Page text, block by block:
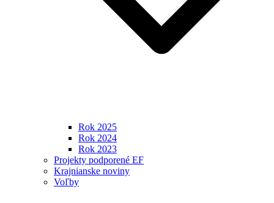
Rok 2025
Rok 2024
Rok 2023
Projekty podporené EF
Krajnianske noviny
Voľby